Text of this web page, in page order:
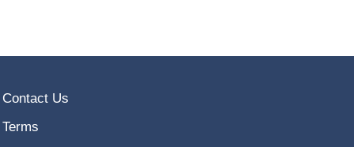
Contact Us
Terms